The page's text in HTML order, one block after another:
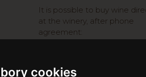
cookies
It is possible to buy wine
at the winery, after phone
agreement:
We accept cards both on